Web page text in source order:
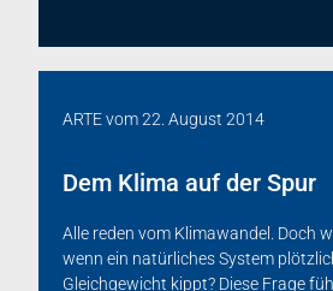
ARTEvom22. August 2014
Dem Klima auf der Spur
Alle reden vom Klimawandel. Doch
wenn ein natürliches System
Gleichgewicht kippt? Diese Frage